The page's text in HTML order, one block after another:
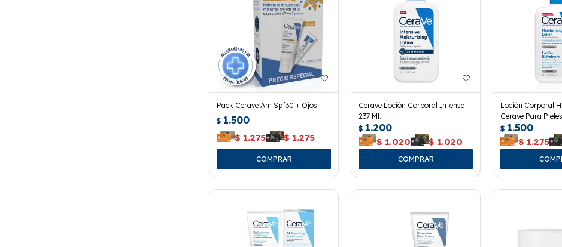
Pack Cerave Am Spf30 + Ojos
$ 1.500
$ 1.275 $ 1.275
Cerave Loción Corporal Intensa
237 Ml.
$ 1.200
$ 1.020 $ 1.020
Loción Corporal
Cerave Para
$ 1.500
$ 1.275